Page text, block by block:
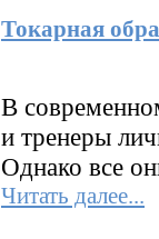
Токарная
В
и тренеры
Однако все
Читать далее...